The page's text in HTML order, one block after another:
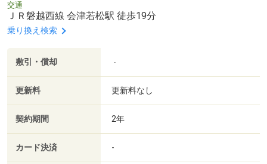
交通
ＪＲ磐越西線 会津若松駅 徒歩19分
乗り換え検索
敷引・償却 -
更新料 更新料なし
契約期間 2年
カード決済 -